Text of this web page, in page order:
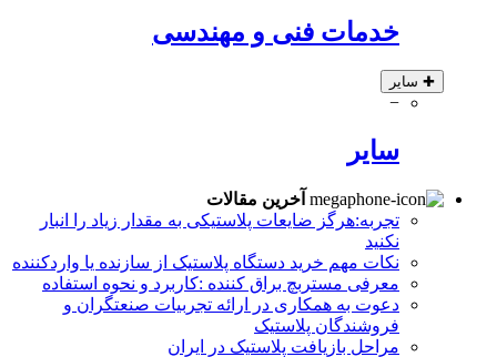
خدمات فنی و مهندسی
✚ سایر
−
سایر
آخرین مقالات
تجربه:هرگز ضایعات پلاستیکی به مقدار زیاد را انبار
نکنید
نکات مهم خرید دستگاه پلاستیک از سازنده یا واردکننده
معرفی مستربچ براق کننده :کاربرد و نحوه استفاده
دعوت به همکاری در ارائه تجربیات صنعتگران و
فروشندگان پلاستیک
مراحل بازیافت پلاستیک در ایران